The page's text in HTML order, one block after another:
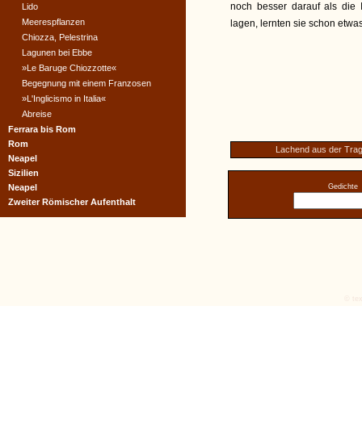
noch besser darauf als die
lagen, lernten sie schon
Lachend aus der
Gedichte
Lido
Meerespflanzen
Chiozza, Pelestrina
Lagunen bei Ebbe
»Le Baruge Chiozzotte«
Begegnung mit einem Franzosen
»L'Inglicismo in Italia«
Abreise
Ferrara bis Rom
Rom
Neapel
Sizilien
Neapel
Zweiter Römischer Aufenthalt